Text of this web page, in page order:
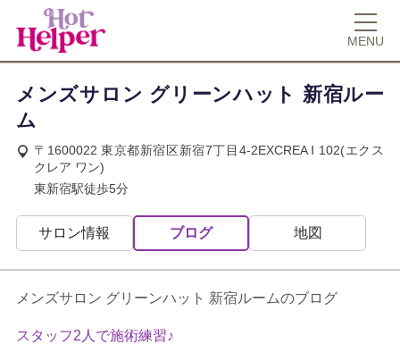
MENU
メンズサロン グリーンハット 新宿ルー
ム
〒1600022 東京都新宿区新宿7丁目4-2EXCREA Ⅰ 102(エクス
クレア ワン)
東新宿駅徒歩5分
サロン情報 ブログ 地図
メンズサロン グリーンハット 新宿ルームのブログ
スタッフ2人で施術練習♪